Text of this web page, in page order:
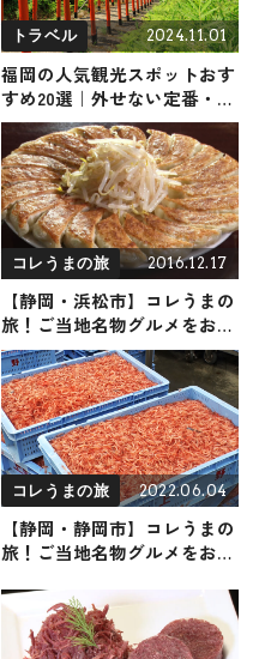
トラベル 2024.11.01
福岡の人気観光スポットおす
すめ20選｜外せない定番・名
所から穴場まで見どころ満載
の観光地を紹介
コレうまの旅 2016.12.17
【静岡・浜松市】コレうまの
旅！ご当地名物グルメをお届
け
コレうまの旅 2022.06.04
【静岡・静岡市】コレうまの
旅！ご当地名物グルメをお届